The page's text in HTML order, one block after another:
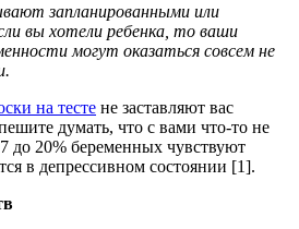
запланированными или
вы хотели ребенка, то ваши
могут оказаться совсем не
на тесте не заставляют вас
думать, что с вами что-то не
до 20% беременных чувствуют
в депрессивном состоянии [1].